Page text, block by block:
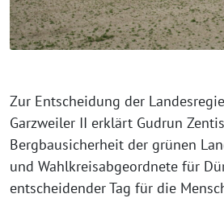
Zur Entscheidung der
Garzweiler II erklärt Gudrun
Bergbausicherheit der grünen
und Wahlkreisabgeordnete für
entscheidender Tag für die